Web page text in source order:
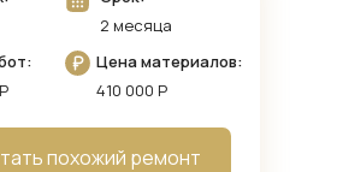
похожий ремонт
2 месяца
Цена материалов:
410 000 Р